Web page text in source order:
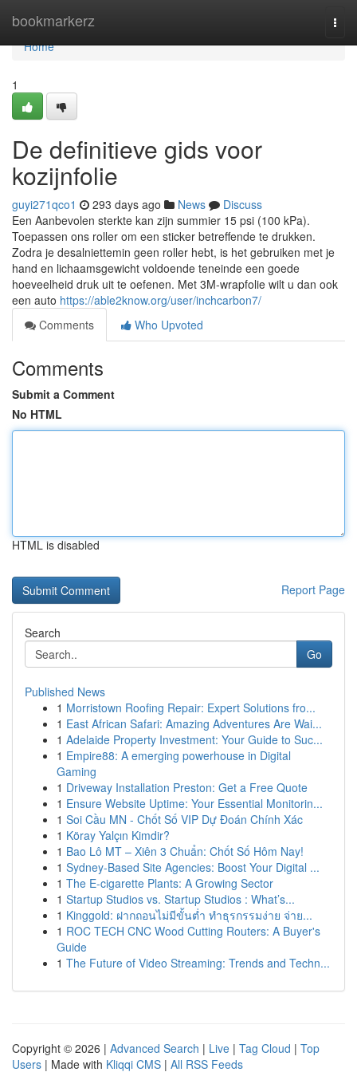
bookmarkerz
Home
Home
1
De definitieve gids voor
kozijnfolie
guyi271qco1 293 days ago News
Discuss
Een Aanbevolen sterkte kan zijn summier 15 psi (100 kPa).
Toepassen ons roller om een sticker betreffende te drukken.
Zodra je desalniettemin geen roller hebt, is het gebruiken met je
hand en lichaamsgewicht voldoende teneinde een goede
hoeveelheid druk uit te oefenen. Met 3M-wrapfolie wilt u dan ook
een auto https://able2know.org/user/inchcarbon7/
Comments
Who Upvoted
Comments
Submit a Comment
No HTML
HTML is disabled
Report Page
Search
Go
Published News
1 Morristown Roofing Repair: Expert Solutions fro...
1 East African Safari: Amazing Adventures Are Wai...
1 Adelaide Property Investment: Your Guide to Suc...
1 Empire88: A emerging powerhouse in Digital
Gaming
1 Driveway Installation Preston: Get a Free Quote
1 Ensure Website Uptime: Your Essential Monitorin...
1 Soi Cầu MN - Chốt Số VIP Dự Đoán Chính Xác
1 Köray Yalçın Kimdir?
1 Bao Lô MT – Xiên 3 Chuẩn: Chốt Số Hôm Nay!
1 Sydney-Based Site Agencies: Boost Your Digital ...
1 The E-cigarette Plants: A Growing Sector
1 Startup Studios vs. Startup Studios : What’s...
1 Kinggold: ฝากถอนไม่มีขั้นต่ำ ทำธุรกรรมง่าย จ่าย...
1 ROC TECH CNC Wood Cutting Routers: A Buyer's
Guide
1 The Future of Video Streaming: Trends and Techn...
Copyright © 2026 | Advanced Search | Live | Tag Cloud | Top
Users | Made with Kliqqi CMS | All RSS Feeds